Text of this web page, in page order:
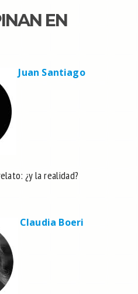
EN
Juan Santiago
¿y la realidad?
Claudia Boeri